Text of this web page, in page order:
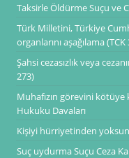
Taksirle Öldürme Suçu ve
Türk Milletini, Türkiye
organlarını aşağılama (TCK
Şahsi cezasızlık veya
273)
Muhafızın görevini kötüye
Hukuku Davaları
Kişiyi hürriyetinden yoksun
Suç uydurma Suçu Ceza